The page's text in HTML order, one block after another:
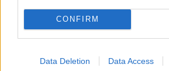
CONFIRM
Data Deletion Data Access
στάδιο